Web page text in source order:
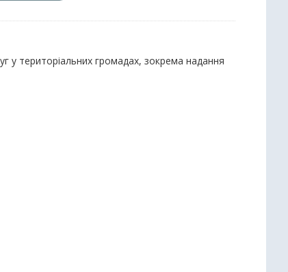
у територіальних громадах, зокрема надання